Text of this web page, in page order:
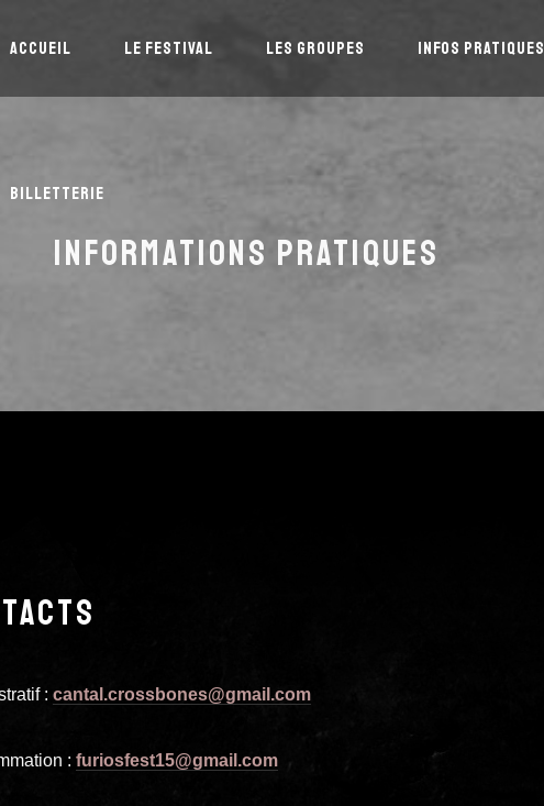
ACCUEIL LE FESTIVAL LES GROUPES INFOS PRATIQUES
BILLETTERIE
INFORMATIONS PRATIQUES
: cantal.crossbones@gmail.com
: furiosfest15@gmail.com